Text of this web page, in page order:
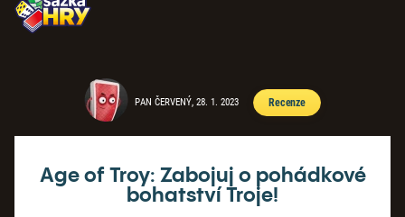
PAN ČERVENÝ, 28. 1. 2023 Recenze
Age of Troy: Zabojuj o pohádkové
bohatství Troje!